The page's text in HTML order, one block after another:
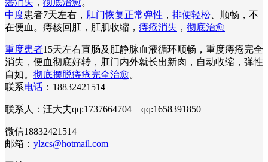
中度患者7天左右， 肛门恢复正常弹性 ， 排便轻松 、顺畅，不
在便血。痔核回肛，肛肌收缩， 痔疮消失 ， 彻底治愈
重度患者15天左右直肠及肛静脉血液循环顺畅，重度痔疮完全
消失，便血彻底好转，肛门内外就长出新肉，自动收缩，弹性
自如。 彻底摆脱痔疮完全治愈。
联系电话 ：18832421514
联系人：汪大夫qq:1737664704 qq:1658391850
微信18832421514
邮箱： ylzcs@hotmail.com